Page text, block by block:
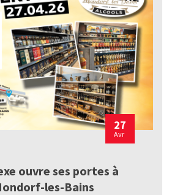
27
Avr
ouvre ses portes à
les-Bains